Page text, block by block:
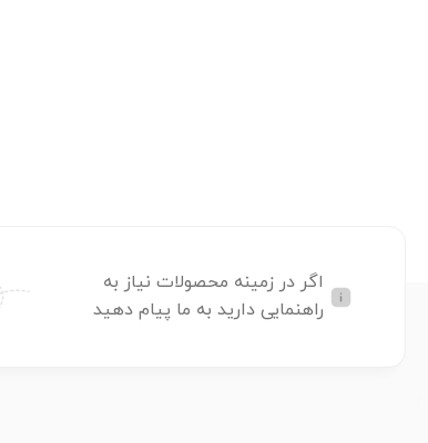
اگر در زمینه محصولات نیاز به
راهنمایی دارید به ما پیام دهید